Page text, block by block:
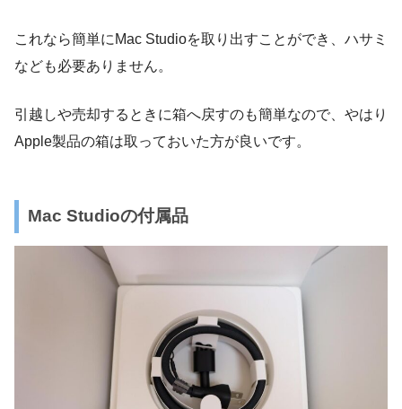
これなら簡単にMac Studioを取り出すことができ、ハサミ
なども必要ありません。
引越しや売却するときに箱へ戻すのも簡単なので、やはり
Apple製品の箱は取っておいた方が良いです。
Mac Studioの付属品